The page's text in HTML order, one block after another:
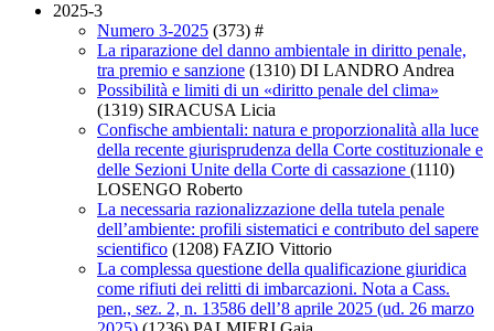
2025-3
Numero 3-2025 (373) #
La riparazione del danno ambientale in diritto penale,
tra premio e sanzione (1310) DI LANDRO Andrea
Possibilità e limiti di un «diritto penale del clima»
(1319) SIRACUSA Licia
Confische ambientali: natura e proporzionalità alla luce
della recente giurisprudenza della Corte costituzionale e
delle Sezioni Unite della Corte di cassazione (1110)
LOSENGO Roberto
La necessaria razionalizzazione della tutela penale
dell’ambiente: profili sistematici e contributo del sapere
scientifico (1208) FAZIO Vittorio
La complessa questione della qualificazione giuridica
come rifiuti dei relitti di imbarcazioni. Nota a Cass.
pen., sez. 2, n. 13586 dell’8 aprile 2025 (ud. 26 marzo